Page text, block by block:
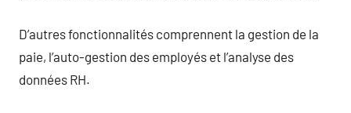
D’autres fonctionnalités comprennent la gestion de la
paie, l’auto-gestion des employés et l’analyse des
données RH.